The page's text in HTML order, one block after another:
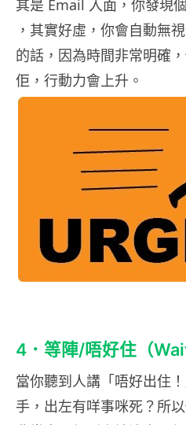
其是 Email 入面，你發現
，其實好虛，你會自動無
的話，因為時間非常明確
佢，行動力會上升。
4．等陣/唔好住（Wait
當你聽到人講「唔好出住
手，出左有咩事咪死？所